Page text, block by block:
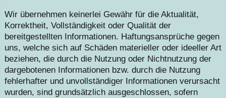
Wir übernehmen keinerlei Gewähr für die Aktualität,
Korrektheit, Vollständigkeit oder Qualität der
bereitgestellten Informationen. Haftungsansprüche gegen
uns, welche sich auf Schäden materieller oder ideeller Art
beziehen, die durch die Nutzung oder Nichtnutzung der
dargebotenen Informationen bzw. durch die Nutzung
fehlerhafter und unvollständiger Informationen verursacht
wurden, sind grundsätzlich ausgeschlossen, sofern